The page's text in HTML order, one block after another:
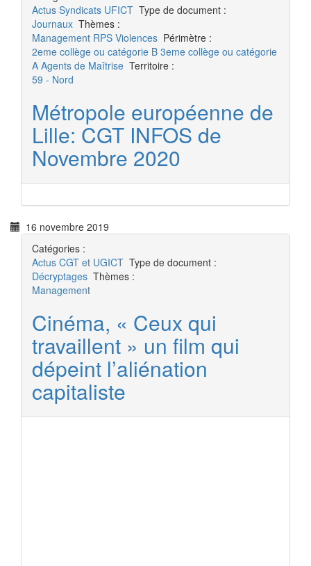
Actus Syndicats UFICT Type de document :
Journaux Thèmes :
Management RPS Violences Périmètre :
2eme collège ou catégorie B 3eme collège ou catégorie
A Agents de Maîtrise Territoire :
59 - Nord
Métropole européenne de
Lille: CGT INFOS de
Novembre 2020
16 novembre 2019
Catégories :
Actus CGT et UGICT Type de document :
Décryptages Thèmes :
Management
Cinéma, « Ceux qui
travaillent » un film qui
dépeint l’aliénation
capitaliste